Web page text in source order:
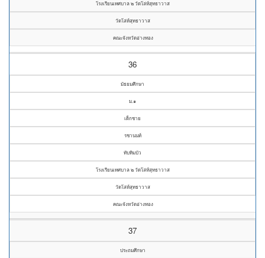
โรงเรียนเทศบาล ๒ วัดโล่ห์สุทธาวาส
วัดโล่ห์สุทธาวาส
คณะจังหวัดอ่างทอง
36
มัธยมศึกษา
ม.๑
เด็กชาย
รชานนท์
ทับทิมบัว
โรงเรียนเทศบาล ๒ วัดโล่ห์สุทธาวาส
วัดโล่ห์สุทธาวาส
คณะจังหวัดอ่างทอง
37
ประถมศึกษา